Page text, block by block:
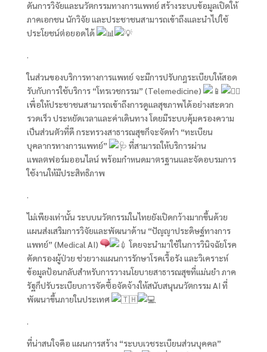
ดันการวิจัยและนวัตกรรมทางการแพทย์ สร้างระบบข้อมูลเปิดให้
ภาคเอกชน นักวิจัย และประชาชนสามารถเข้าถึงและนำไปใช้
ประโยชน์ต่อยอดได้
.
ในส่วนของบริการทางการแพทย์ จะมีการปรับกฎระเบียบให้สอด
รับกับการใช้บริการ “โทรเวชกรรม” (Telemedicine)
เพื่อให้ประชาชนสามารถเข้าถึงการดูแลสุขภาพได้อย่างสะดวก
รวดเร็ว ประหยัดเวลาและค่าเดินทาง โดยมีระบบคุ้มครองความ
เป็นส่วนตัวที่ดี กระทรวงสาธารณสุขก็จะจัดทำ “ทะเบียน
บุคลากรทางการแพทย์”
ที่สามารถให้บริการผ่าน
แพลตฟอร์มออนไลน์ พร้อมกำหนดมาตรฐานและจัดอบรมการ
ใช้งานให้มีประสิทธิภาพ
.
ไม่เพียงเท่านั้น ระบบนวัตกรรมในไทยยังเปิดกว้างมากขึ้นด้วย
แผนส่งเสริมการวิจัยและพัฒนาด้าน “ปัญญาประดิษฐ์ทางการ
แพทย์” (Medical AI)
โดยจะนำมาใช้ในการวินิจฉัยโรค
คัดกรองผู้ป่วย ช่วยวางแผนการรักษาโรคเรื้อรัง และวิเคราะห์
ข้อมูลป้อนกลับสำหรับการวางนโยบายสาธารณสุขที่แม่นยำ ภาค
รัฐก็ปรับระเบียบการจัดซื้อจัดจ้างให้สนับสนุนนวัตกรรม AI ที่
พัฒนาขึ้นภายในประเทศ
.
ที่น่าสนใจคือ แผนการสร้าง “ระบบเวชระเบียนส่วนบุคคล”